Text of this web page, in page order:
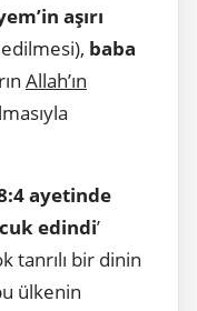
aşırı
baba
Allah’ın
ayetinde
edindi’
tanrılı bir dinin
ülkenin